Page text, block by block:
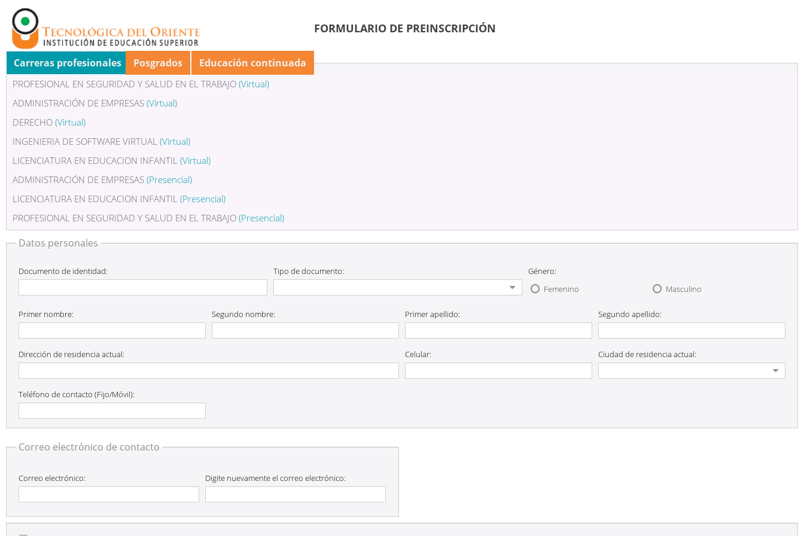
FORMULARIO DE PREINSCRIPCIÓN
PROFESIONAL EN SEGURIDAD Y SALUD EN EL TRABAJO (Virtual)
ADMINISTRACIÓN DE EMPRESAS (Virtual)
DERECHO (Virtual)
INGENIERIA DE SOFTWARE VIRTUAL (Virtual)
LICENCIATURA EN EDUCACION INFANTIL (Virtual)
ADMINISTRACIÓN DE EMPRESAS (Presencial)
LICENCIATURA EN EDUCACION INFANTIL (Presencial)
PROFESIONAL EN SEGURIDAD Y SALUD EN EL TRABAJO (Presencial)
SEGURIDAD Y SALUD EN EL TRABAJO
Carreras profesionales Posgrados Educación continuada
Datos personales
Documento de identidad: Tipo de documento:
Género:
Femenino
Masculino
Primer nombre: Segundo nombre: Primer apellido: Segundo apellido:
Dirección de residencia actual: Celular: Ciudad de residencia actual:
Teléfono de contacto (Fijo/Móvil):
Correo electrónico de contacto
Correo electrónico: Digite nuevamente el correo electrónico: